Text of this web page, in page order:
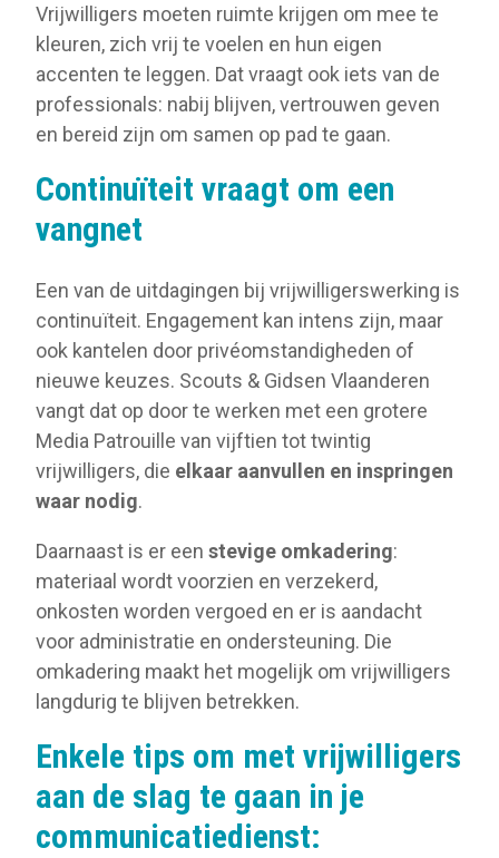
Vrijwilligers moeten ruimte krijgen om mee te
kleuren, zich vrij te voelen en hun eigen
accenten te leggen. Dat vraagt ook iets van de
professionals: nabij blijven, vertrouwen geven
en bereid zijn om samen op pad te gaan.
Continuïteit vraagt om een
vangnet
Een van de uitdagingen bij vrijwilligerswerking is
continuïteit. Engagement kan intens zijn, maar
ook kantelen door privéomstandigheden of
nieuwe keuzes. Scouts & Gidsen Vlaanderen
vangt dat op door te werken met een grotere
Media Patrouille van vijftien tot twintig
vrijwilligers, die elkaar aanvullen en inspringen
waar nodig.
Daarnaast is er een stevige omkadering:
materiaal wordt voorzien en verzekerd,
onkosten worden vergoed en er is aandacht
voor administratie en ondersteuning. Die
omkadering maakt het mogelijk om vrijwilligers
langdurig te blijven betrekken.
Enkele tips om met vrijwilligers
aan de slag te gaan in je
communicatiedienst: